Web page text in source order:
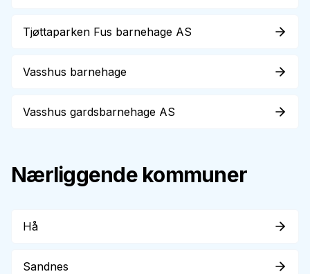
Tjøttaparken Fus barnehage AS
Vasshus barnehage
Vasshus gardsbarnehage AS
Nærliggende kommuner
Hå
Sandnes